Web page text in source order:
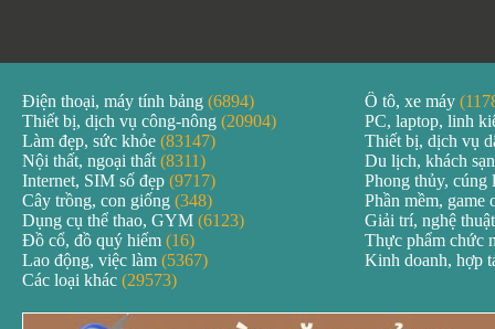
Điện thoại, máy tính bảng (6894) Ô tô, xe máy
Thiết bị, dịch vụ công-nông (20904)
PC, laptop, linh
Làm đẹp, sức khỏe (83147)
Thiết bị, dịch vụ
Nội thất, ngoại thất (8311)
Du lịch, khách
Internet, SIM số đẹp (9717)
Phong thủy, cúng
Cây trồng, con giống (348)
Phần mềm, game
Dụng cụ thể thao, GYM (6123)
Giải trí, nghệ
Đồ cổ, đồ quý hiếm (16)
Thực phẩm chức
Lao động, việc làm (5367)
Kinh doanh, hợp
Các loại khác (29573)